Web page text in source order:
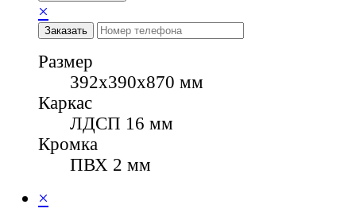
×
Заказать
Размер
392х390х870 мм
Каркас
ЛДСП 16 мм
Кромка
ПВХ 2 мм
×